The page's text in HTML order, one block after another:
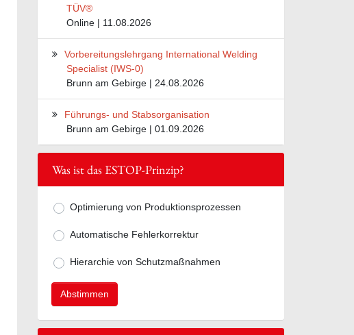
TÜV®
Online | 11.08.2026
Vorbereitungslehrgang International Welding
Specialist (IWS-0)
Brunn am Gebirge | 24.08.2026
Führungs- und Stabsorganisation
Brunn am Gebirge | 01.09.2026
Was ist das ESTOP-Prinzip?
Mögliche Antworten zur Frage Was ist
Optimierung von Produktionsprozessen
Automatische Fehlerkorrektur
Hierarchie von Schutzmaßnahmen